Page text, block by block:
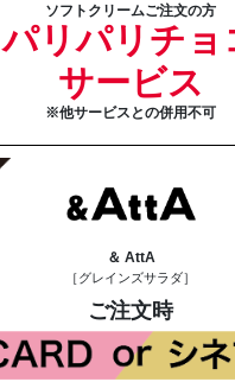
ソフトクリームご注文の方
パリパリチョ
サービス
※他サービスとの併用不可
＆ AttA
［グレインズサラダ］
ご注文時